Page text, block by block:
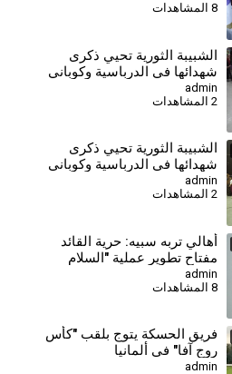
8 المشاهدات
الشبيبة الثورية تحيي ذكرى
شهدائها في الدرباسية وكوباني
وتؤكد مواصلة مسيرة النضال-
درباسية
admin
⁣الشبيبة الثورية تحيي ذكرى
شهدائها في الدرباسية وكوباني
وتؤكد مواصلة مسيرة النضال-
كوباني
admin
2 المشاهدات
⁣أهالي تربه سبيه: حرية القائد
مفتاح تطوير عملية "السلام
والمجتمع الديمقراطي"
admin
فريق الحسكة يتوج بلقب "كأس
روج آفا" في ألمانيا
admin